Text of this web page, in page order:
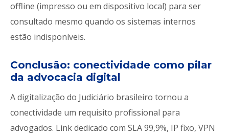
offline (impresso ou em dispositivo local) para ser
consultado mesmo quando os sistemas internos
estão indisponíveis.
Conclusão: conectividade como pilar
da advocacia digital
A digitalização do Judiciário brasileiro tornou a
conectividade um requisito profissional para
advogados. Link dedicado com SLA 99,9%, IP fixo, VPN